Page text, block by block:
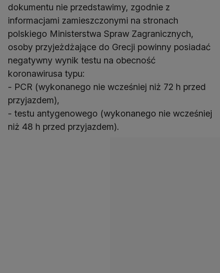
dokumentu nie przedstawimy, zgodnie z
informacjami zamieszczonymi na stronach
polskiego Ministerstwa Spraw Zagranicznych,
osoby przyjeżdżające do Grecji powinny posiadać
negatywny wynik testu na obecność
koronawirusa typu:
- PCR (wykonanego nie wcześniej niż 72 h przed
przyjazdem),
- testu antygenowego (wykonanego nie wcześniej
niż 48 h przed przyjazdem).